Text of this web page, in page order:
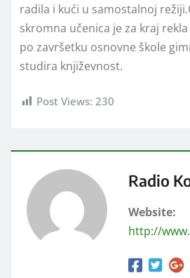
radila i kući u samostalnoj
skromna učenica je za kraj
po završetku osnovne škole
studira književnost.
Post Views: 230
Radio
Website:
http://